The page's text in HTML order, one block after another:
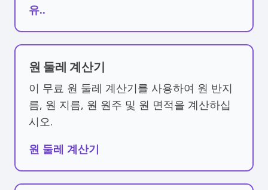
유..
원 둘레 계산기
이 무료 원 둘레 계산기를 사용하여 원 반지
름, 원 지름, 원 원주 및 원 면적을 계산하십
시오.
원 둘레 계산기